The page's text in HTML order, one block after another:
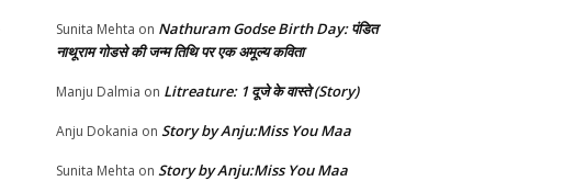
Sunita Mehta on Nathuram Godse Birth Day: पंडित
नाथूराम गोडसे की जन्म तिथि पर एक अमूल्य कविता
Manju Dalmia on Litreature: 1 दूजे के वास्ते (Story)
Anju Dokania on Story by Anju:Miss You Maa
Sunita Mehta on Story by Anju:Miss You Maa